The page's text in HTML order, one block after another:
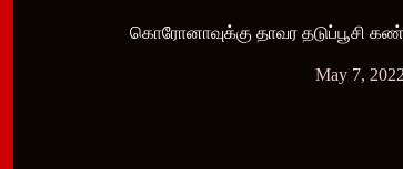
கொரோனாவுக்கு தாவர தடுப்பூசி
May 7, 2022